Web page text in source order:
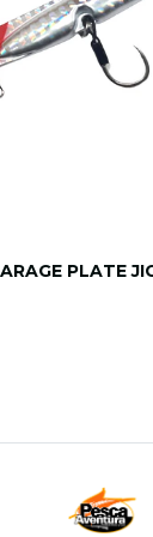
PLATE